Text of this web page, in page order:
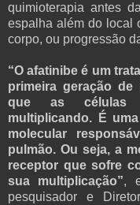
quimioterapia antes
espalha além do local
corpo, ou progressão
“O afatinibe é um
primeira geração de
que as células
multiplicando. É
molecular
pulmão. Ou seja, a
receptor que sofre
sua multiplicação”,
pesquisador e